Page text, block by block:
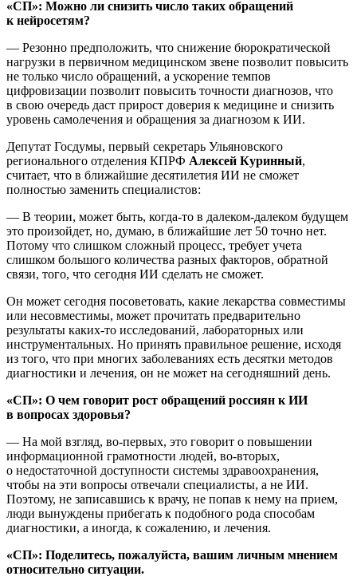
«СП»: Можно ли снизить число таких обращений
к нейросетям?
— Резонно предположить, что снижение бюрократической
нагрузки в первичном медицинском звене позволит повысить
не только число обращений, а ускорение темпов
цифровизации позволит повысить точности диагнозов, что
в свою очередь даст прирост доверия к медицине и снизить
уровень самолечения и обращения за диагнозом к ИИ.
Депутат Госдумы, первый секретарь Ульяновского
регионального отделения КПРФ Алексей Куринный,
считает, что в ближайшие десятилетия ИИ не сможет
полностью заменить специалистов:
— В теории, может быть, когда-то в далеком-далеком будущем
это произойдет, но, думаю, в ближайшие лет 50 точно нет.
Потому что слишком сложный процесс, требует учета
слишком большого количества разных факторов, обратной
связи, того, что сегодня ИИ сделать не сможет.
Он может сегодня посоветовать, какие лекарства совместимы
или несовместимы, может прочитать предварительно
результаты каких-то исследований, лабораторных или
инструментальных. Но принять правильное решение, исходя
из того, что при многих заболеваниях есть десятки методов
диагностики и лечения, он не может на сегодняшний день.
«СП»: О чем говорит рост обращений россиян к ИИ
в вопросах здоровья?
— На мой взгляд, во-первых, это говорит о повышении
информационной грамотности людей, во-вторых,
о недостаточной доступности системы здравоохранения,
чтобы на эти вопросы отвечали специалисты, а не ИИ.
Поэтому, не записавшись к врачу, не попав к нему на прием,
люди вынуждены прибегать к подобного рода способам
диагностики, а иногда, к сожалению, и лечения.
«СП»: Поделитесь, пожалуйста, вашим личным мнением
относительно ситуации.